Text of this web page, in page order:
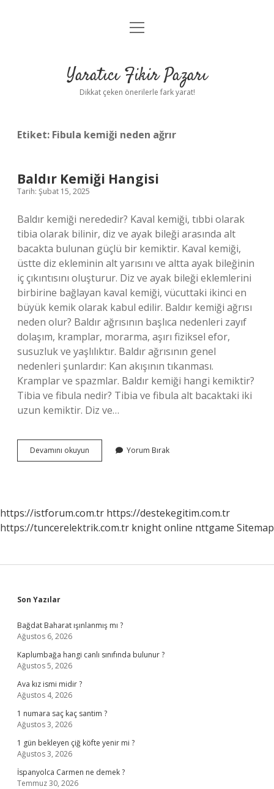
Anasayfa
Yasal Uyarı
menüyü
Yaratıcı Fikir Pazarı
Dikkat çeken önerilerle fark yarat!
Etiket: Fibula kemiği neden ağrır
Baldır Kemiği Hangisi
Tarih: Şubat 15, 2025
Baldır kemiği nerededir? Kaval kemiği, tıbbi olarak
tibia olarak bilinir, diz ve ayak bileği arasında alt
bacakta bulunan güçlü bir kemiktir. Kaval kemiği,
üstte diz ekleminin alt yarısını ve altta ayak bileğinin
iç çıkıntısını oluşturur. Diz ve ayak bileği eklemlerini
birbirine bağlayan kaval kemiği, vücuttaki ikinci en
büyük kemik olarak kabul edilir. Baldır kemiği ağrısı
neden olur? Baldır ağrısının başlıca nedenleri zayıf
dolaşım, kramplar, morarma, aşırı fiziksel efor,
susuzluk ve yaşlılıktır. Baldır ağrısının genel
nedenleri şunlardır: Kan akışının tıkanması.
Kramplar ve spazmlar. Baldır kemiği hangi kemiktir?
Tibia ve fibula nedir? Tibia ve fibula alt bacaktaki iki
uzun kemiktir. Diz ve…
Devamını okuyun
Kemiği
Yorum Bırak
https://istforum.com.tr https://destekegitim.com.tr
https://tuncerelektrik.com.tr knight online nttgame Sitemap
Sidebar
Son Yazılar
Bağdat Baharat ışınlanmış mı ?
Ağustos 6, 2026
Kaplumbağa hangi canlı sınıfında bulunur ?
Ağustos 5, 2026
Ava kız ismi midir ?
Ağustos 4, 2026
1 numara saç kaç santim ?
Ağustos 3, 2026
1 gün bekleyen çiğ köfte yenir mi ?
Ağustos 3, 2026
İspanyolca Carmen ne demek ?
Temmuz 30, 2026